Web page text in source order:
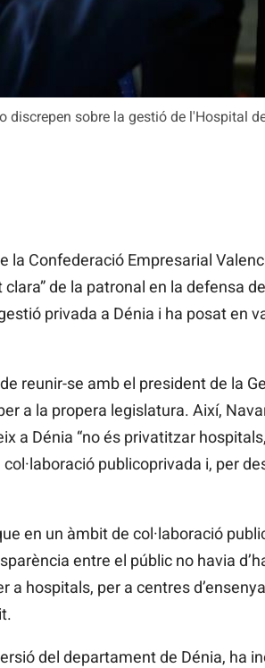
discrepen sobre la gestió de l'Hospital
la Confederació Empresarial
de la patronal en la defensa
privada a Dénia i ha posat en
reunir-se amb el president de la
a la propera legislatura. Així,
a Dénia “no és privatitzar
publicoprivada i, per
en un àmbit de col·laboració
entre el públic no havia
a hospitals, per a centres
del departament de Dénia, ha